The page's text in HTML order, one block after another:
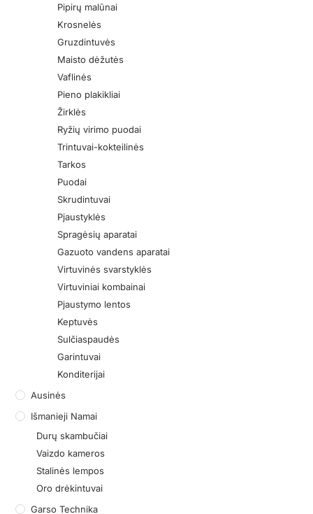
Pipirų malūnai
Krosnelės
Gruzdintuvės
Maisto dėžutės
Vaflinės
Pieno plakikliai
Žirklės
Ryžių virimo puodai
Trintuvai-kokteilinės
Tarkos
Puodai
Skrudintuvai
Pjaustyklės
Spragėsių aparatai
Gazuoto vandens aparatai
Virtuvinės svarstyklės
Virtuviniai kombainai
Pjaustymo lentos
Keptuvės
Sulčiaspaudės
Garintuvai
Konditerijai
Ausinės
Išmanieji Namai
Durų skambučiai
Vaizdo kameros
Stalinės lempos
Oro drėkintuvai
Garso Technika